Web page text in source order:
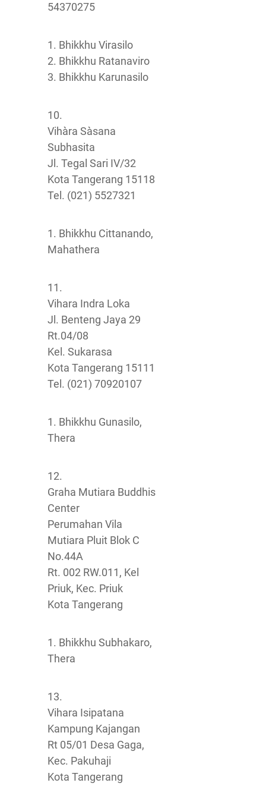
54370275
1. Bhikkhu Virasilo
2. Bhikkhu Ratanaviro
3. Bhikkhu Karunasilo
10.
Vihàra Sàsana
Subhasita
Jl. Tegal Sari IV/32
Kota Tangerang 15118
Tel. (021) 5527321
1. Bhikkhu Cittanando,
Mahathera
11.
Vihara Indra Loka
Jl. Benteng Jaya 29
Rt.04/08
Kel. Sukarasa
Kota Tangerang 15111
Tel. (021) 70920107
1. Bhikkhu Gunasilo,
Thera
12.
Graha Mutiara Buddhis
Center
Perumahan Vila
Mutiara Pluit Blok C
No.44A
Rt. 002 RW.011, Kel
Priuk, Kec. Priuk
Kota Tangerang
1. Bhikkhu Subhakaro,
Thera
13.
Vihara Isipatana
Kampung Kajangan
Rt 05/01 Desa Gaga,
Kec. Pakuhaji
Kota Tangerang